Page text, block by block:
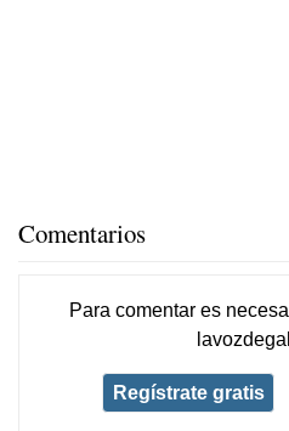
Comentarios
Para comentar es
Regístrate gratis